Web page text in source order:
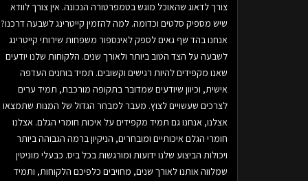
צורך לדאוג שהאוכל מוגש בטמפרטורה הנכונה. אין צורך לוודא
שיש מספיק סלטים וכדומה. למה להזמין קייטרינג לשבעה דרכנו?
אנחנו בהד שף גאים לספק לאינספור משפחות שירותי קייטרינג
לשבעה על הצד הטוב ביותר ולאורך שנים. הלקוחות שלנו יודעים
שאנו מקפידים להיות רגישים וקשובים. תמיד בוחנים העדפה
אישית, וכיוון שיודעים שמדובר בתקופה מורכבת, תמיד ערים
לצרכים שעשויים לצוץ. מעבר למבחר הגדול של המנות שתמצאו
אצלנו, אנחנו גם תמיד מקפידים על איכות חומרי הגלם. אצלנו
חומרי הגלם איכותיים ומובחרים, הניקיון ברמה הגבוהה ביותר
ויכולות הביצוע שלנו ידועות ומורגשות בכל ביס. כבעלי מוניטין
שמלווה אותנו לאורך שנים, מחויבים כלפיכם הלקוחות, ותמיד